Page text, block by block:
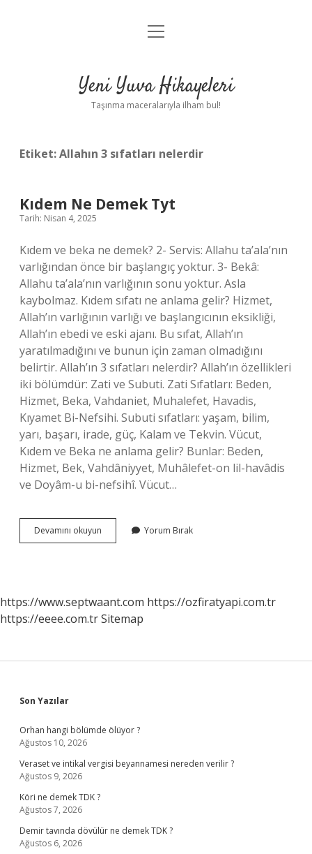
Anasayfa
Yasal Uyarı
menüyü
Yeni Yuva Hikayeleri
Taşınma maceralarıyla ilham bul!
Etiket:Allahın 3 sıfatları nelerdir
Kıdem Ne Demek Tyt
Tarih: Nisan 4, 2025
Kıdem ve beka ne demek? 2- Servis: Allahu ta’ala’nın
varlığından önce bir başlangıç ​​yoktur. 3- Bekâ:
Allahu ta’ala’nın varlığının sonu yoktur. Asla
kaybolmaz. Kıdem sıfatı ne anlama gelir? Hizmet,
Allah’ın varlığının varlığı ve başlangıcının eksikliği,
Allah’ın ebedi ve eski ajanı. Bu sıfat, Allah’ın
yaratılmadığını ve bunun için zaman olmadığını
belirtir. Allah’ın 3 sıfatları nelerdir? Allah’ın özellikleri
iki bölümdür: Zati ve Subuti. Zati Sıfatları: Beden,
Hizmet, Beka, Vahdaniet, Muhalefet, Havadis,
Kıyamet Bi-Nefsihi. Subuti sıfatları: yaşam, bilim,
yarı, başarı, irade, güç, Kalam ve Tekvin. Vücut,
Kıdem ve Beka ne anlama gelir? Bunlar: Beden,
Hizmet, Bek, Vahdâniyyet, Muhâlefet-on lil-havâdis
ve Doyâm-u bi-nefsihî. Vücut…
Devamını okuyun
Ne
Yorum Bırak
https://www.septwaant.com https://ozfiratyapi.com.tr
https://eeee.com.trSitemap
Sidebar
Son Yazılar
Orhan hangi bölümde ölüyor ?
Ağustos 10, 2026
Veraset ve intikal vergisi beyannamesi nereden verilir ?
Ağustos 9, 2026
Köri ne demek TDK ?
Ağustos 7, 2026
Demir tavında dövülür ne demek TDK ?
Ağustos 6, 2026